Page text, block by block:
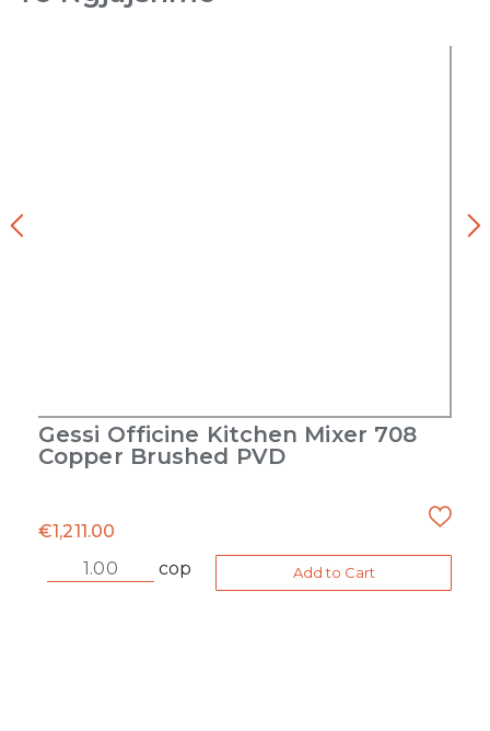
Gessi Officine Kitchen Mixer 708
Copper Brushed PVD
€1,211.00
cop
Add to Cart